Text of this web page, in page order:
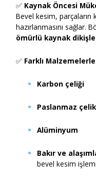
✅ Kaynak Öncesi
Bevel kesim, parçaların
hazırlanmasını sağlar.
ömürlü kaynak
✅ Farklı
Karbon çeliği
Paslanmaz çelik
Alüminyum
Bakır ve
bevel kesim